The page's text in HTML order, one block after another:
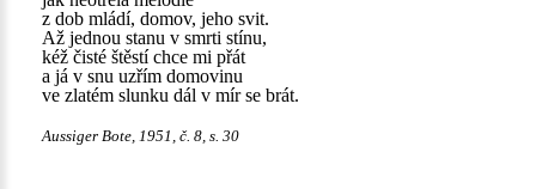
z dob mládí, domov, jeho svit.
Až jednou stanu v smrti stínu,
kéž čisté štěstí chce mi přát
a já v snu uzřím domovinu
ve zlatém slunku dál v mír se brát.
Aussiger Bote, 1951, č. 8, s. 30